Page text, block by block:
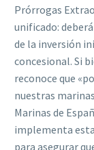
Prórrogas
unificado:
de la inversión
concesional. Si
reconoce que
nuestras
Marinas de
implementa
para asegurar